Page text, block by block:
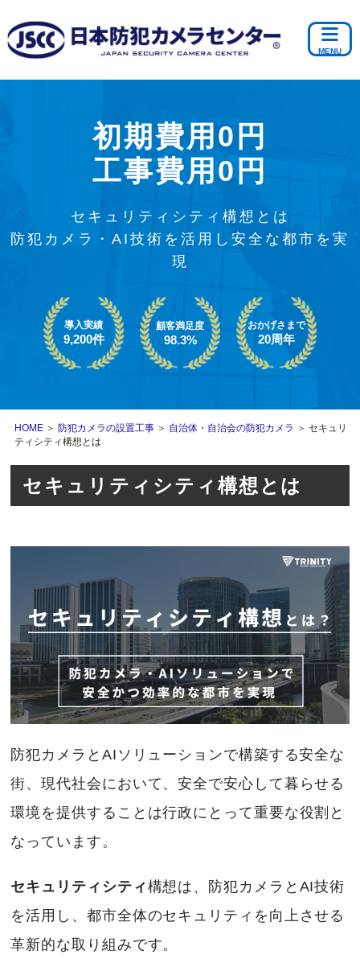
初期費用0円
工事費用0円
セキュリティシティ構想とは
防犯カメラ・AI技術を活用し安全な都市を実
現
導入実績
9,200件
顧客満足度
98.3%
おかげさまで
20周年
HOME ＞ 防犯カメラの設置工事 ＞ 自治体・自治会の防犯カメラ ＞ セキュリ
ティシティ構想とは
セキュリティシティ構想とは
防犯カメラとAIソリューションで構築する安全な
街、現代社会において、安全で安心して暮らせる
環境を提供することは行政にとって重要な役割と
なっています。
セキュリティシティ構想は、防犯カメラとAI技術
を活用し、都市全体のセキュリティを向上させる
革新的な取り組みです。